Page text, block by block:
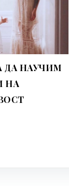
ДА НАУЧИМ
НА